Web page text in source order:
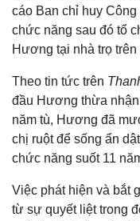
cáo Ban chỉ huy
chức năng sau đó tổ
Hương tại nhà trọ
Theo tin tức trên
đầu Hương thừa
năm tù, Hương đã
chị ruột để sống ẩn
chức năng suốt 11
Việc phát hiện và bắt
từ sự quyết liệt trong